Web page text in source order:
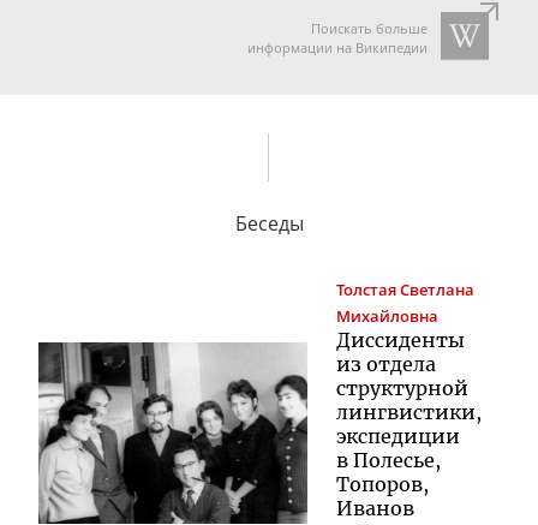
Поискать больше
информации на Википедии
Беседы
ТолстаяСветлана
Михайловна
Диссиденты
из отдела
структурной
лингвистики,
экспедиции
в Полесье,
Топоров,
Иванов